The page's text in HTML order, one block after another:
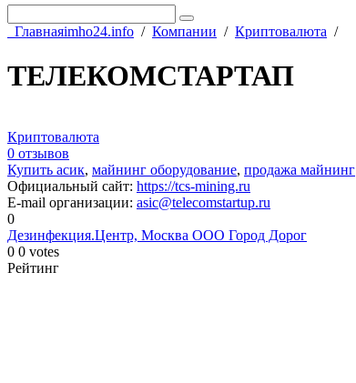
Главнаяimho24.info / Компании / Криптовалюта /
ТЕЛЕКОМСТАРТАП
Криптовалюта
0 отзывов
Купить асик, майнинг оборудование, продажа майнинг
Официальный сайт: https://tcs-mining.ru
E-mail организации: asic@telecomstartup.ru
0
Дезинфекция.Центр, Москва ООО Город Дорог
0 0 votes
Рейтинг